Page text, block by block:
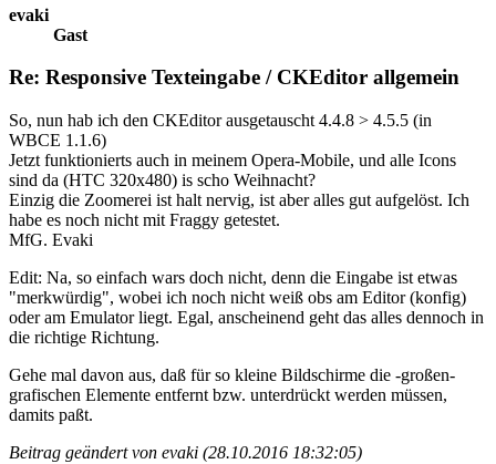
evaki
Gast
Re: Responsive Texteingabe / CKEditor allgemein
So, nun hab ich den CKEditor ausgetauscht 4.4.8 > 4.5.5 (in
WBCE 1.1.6)
Jetzt funktionierts auch in meinem Opera-Mobile, und alle Icons
sind da (HTC 320x480) is scho Weihnacht?
Einzig die Zoomerei ist halt nervig, ist aber alles gut aufgelöst. Ich
habe es noch nicht mit Fraggy getestet.
MfG. Evaki
Edit: Na, so einfach wars doch nicht, denn die Eingabe ist etwas
"merkwürdig", wobei ich noch nicht weiß obs am Editor (konfig)
oder am Emulator liegt. Egal, anscheinend geht das alles dennoch in
die richtige Richtung.
Gehe mal davon aus, daß für so kleine Bildschirme die -großen-
grafischen Elemente entfernt bzw. unterdrückt werden müssen,
damits paßt.
Beitrag geändert von evaki (28.10.2016 18:32:05)